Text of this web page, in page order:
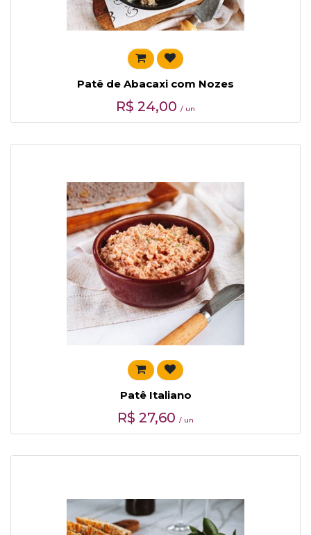
Patê de Abacaxi com Nozes
R$ 24,00 / un
Patê Italiano
R$ 27,60 / un